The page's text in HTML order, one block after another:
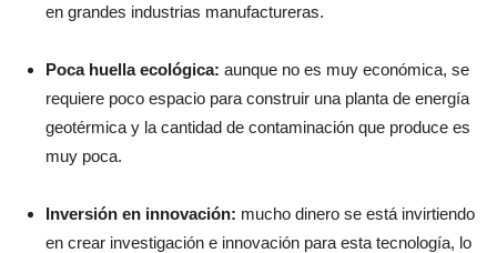
en grandes industrias manufactureras.
Poca huella ecológica: aunque no es muy económica, se
requiere poco espacio para construir una planta de energía
geotérmica y la cantidad de contaminación que produce es
muy poca.
Inversión en innovación: mucho dinero se está invirtiendo
en crear investigación e innovación para esta tecnología, lo